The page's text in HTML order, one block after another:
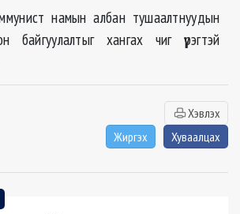
намын албан тушаалтнуудын
байгуулалтыг хангах чиг үүрэгтэй
Хэвлэх
Жиргэх
Хуваалцах